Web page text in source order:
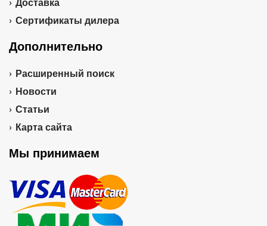
Сертификаты дилера
Дополнительно
Расширенный поиск
Новости
Статьи
Карта сайта
Мы принимаем